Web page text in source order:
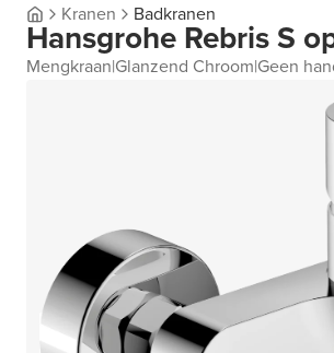
Kranen Badkranen
Hansgrohe Rebris S
Mengkraan|Glanzend Chroom|Geen